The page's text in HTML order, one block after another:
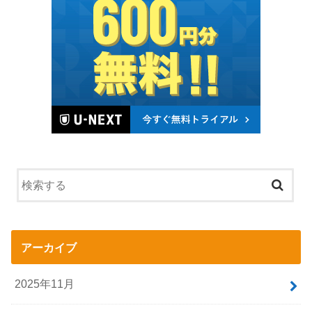
アーカイブ
2025年11月